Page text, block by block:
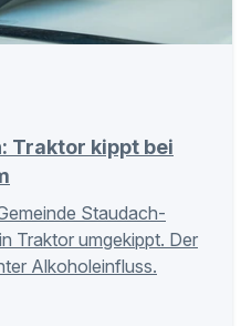
Traktor kippt bei
Staudach-
Traktor umgekippt. Der
Alkoholeinfluss.